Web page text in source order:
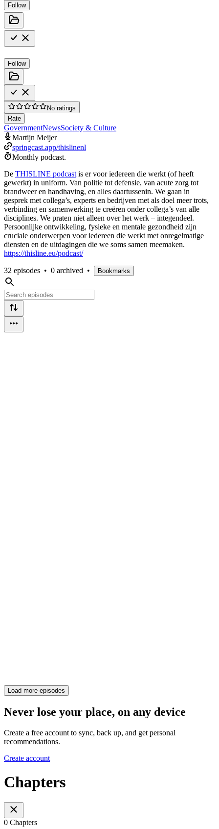
Follow
Follow
No ratings
Rate
GovernmentNewsSociety & Culture
Martijn Meijer
springcast.app/thislinenl
Monthly podcast.
De THISLINE podcast is er voor iedereen die werkt (of heeft
gewerkt) in uniform. Van politie tot defensie, van acute zorg tot
brandweer en handhaving, en alles daartussenin. We gaan in
gesprek met collega’s, experts en bedrijven met als doel meer trots,
verbinding en samenwerking te creëren onder collega’s van alle
disciplines. We praten niet alleen over het werk – integendeel.
Persoonlijke ontwikkeling, fysieke en mentale gezondheid zijn
cruciale onderwerpen voor iedereen die werkt met onregelmatige
diensten en de uitdagingen die we soms samen meemaken.
https://thisline.eu/podcast/
32 episodes • 0 archived • Bookmarks
Load more episodes
Never lose your place, on any device
Create a free account to sync, back up, and get personal
recommendations.
Create account
Chapters
0 Chapters